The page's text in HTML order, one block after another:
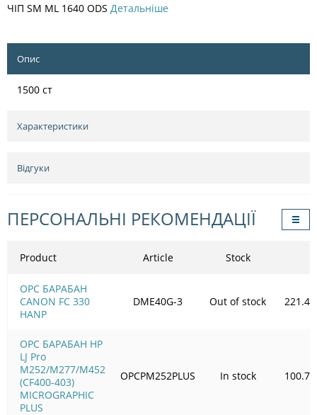
ЧІП SM ML 1640 ODS Детальніше
Опис
1500 ст
Характеристики
Відгуки
ПЕРСОНАЛЬНІ РЕКОМЕНДАЦІЇ
Product
OPC БАРАБАН
CANON FC 330
HANP
OPC БАРАБАН HP
LJ Pro
M252/M277/M452
(CF400-403)
MICROGRAPHIC
PLUS
Article Stock
DME40G-3 Out of stock 221.49
OPCPM252PLUS In stock 100.72